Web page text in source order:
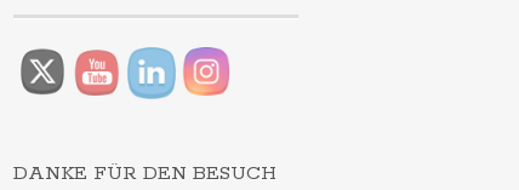
DANKE FÜR DEN BESUCH